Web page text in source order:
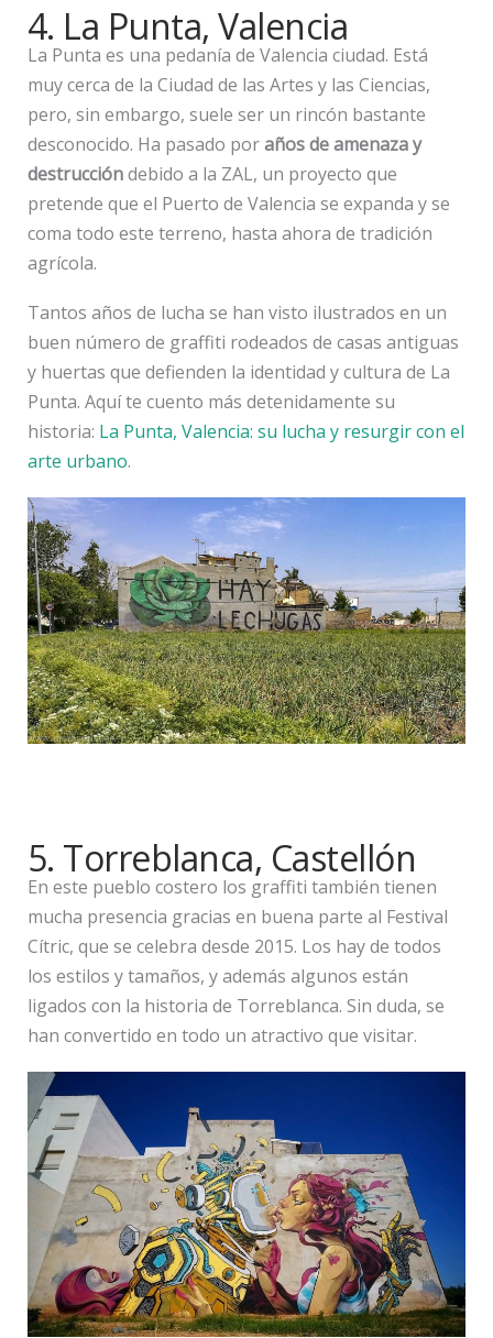
4. La Punta, Valencia
La Punta es una pedanía de Valencia ciudad. Está
muy cerca de la Ciudad de las Artes y las Ciencias,
pero, sin embargo, suele ser un rincón bastante
desconocido. Ha pasado poraños de amenaza y
destruccióndebido a la ZAL, un proyecto que
pretende que el Puerto de Valencia se expanda y se
coma todo este terreno, hasta ahora de tradición
agrícola.
Tantos años de lucha se han visto ilustrados en un
buen número de graffiti rodeados de casas antiguas
y huertas que defienden la identidad y cultura de La
Punta. Aquí te cuento más detenidamente su
historia: La Punta, Valencia: su lucha y resurgir con el
arte urbano.
5. Torreblanca, Castellón
En este pueblo costero los graffiti también tienen
mucha presencia gracias en buena parte al Festival
Cítric, que se celebra desde 2015. Los hay de todos
los estilos y tamaños, y además algunos están
ligados con la historia de Torreblanca. Sin duda, se
han convertido en todo un atractivo que visitar.